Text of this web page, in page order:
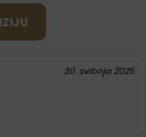
30. svibnja 2025